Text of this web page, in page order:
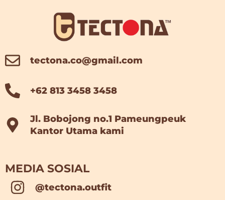
tectona.co@gmail.com
+62 813 3458 3458
Jl. Bobojong no.1 Pameungpeuk
Kantor Utama kami
MEDIA SOSIAL
@tectona.outfit